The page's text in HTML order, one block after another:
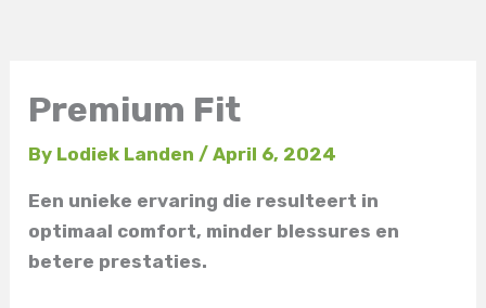
Premium Fit
By Lodiek Landen /April 6, 2024
Een unieke ervaring die resulteert in
optimaal comfort, minder blessures en
betere prestaties.